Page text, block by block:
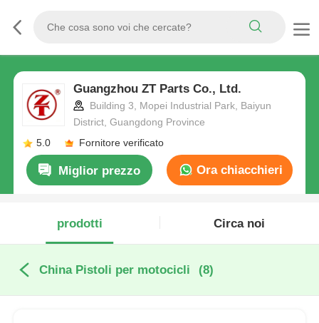
Guangzhou ZT Parts Co., Ltd.
Building 3, Mopei Industrial Park, Baiyun
District, Guangdong Province
5.0
Fornitore verificato
Miglior prezzo Ora chiacchieri
prodotti Circa noi
China Pistoli per motocicli (8)